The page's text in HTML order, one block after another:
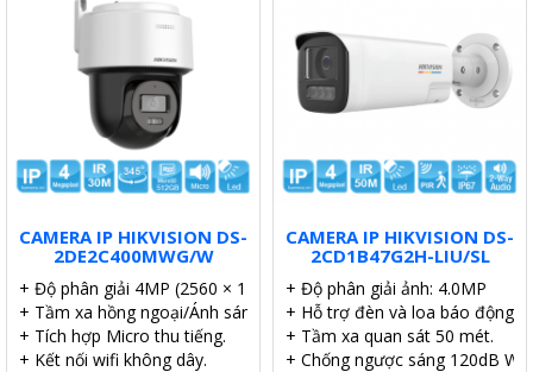
CAMERA IP HIKVISION DS-
2DE2C400MWG/W
+ Độ phân giải 4MP (2560 × 1440)/20fps.
+ Tầm xa hồng ngoại/Ánh sáng trắng 30m
+ Tích hợp Micro thu tiếng.
+ Kết nối wifi không dây.
CAMERA IP HIKVISION DS-
2CD1B47G2H-LIU/SL
+ Độ phân giải ảnh: 4.0MP
+ Hỗ trợ đèn và loa báo động.
+ Tầm xa quan sát 50 mét.
+ Chống ngược sáng 120dB